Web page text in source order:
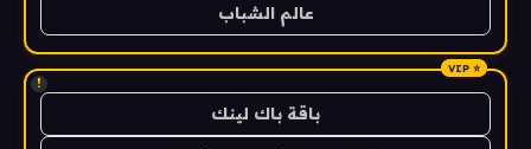
عالم الشباب
!
باقة باك لينك